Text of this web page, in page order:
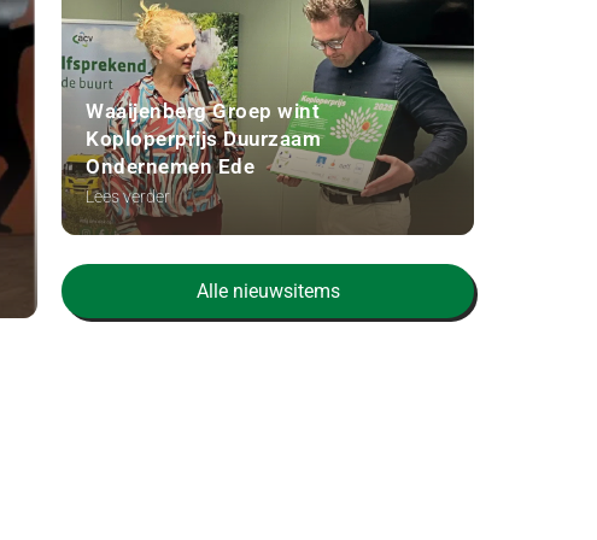
Waaijenberg Groep wint
Koploperprijs Duurzaam
Ondernemen Ede
Lees verder
Alle nieuwsitems